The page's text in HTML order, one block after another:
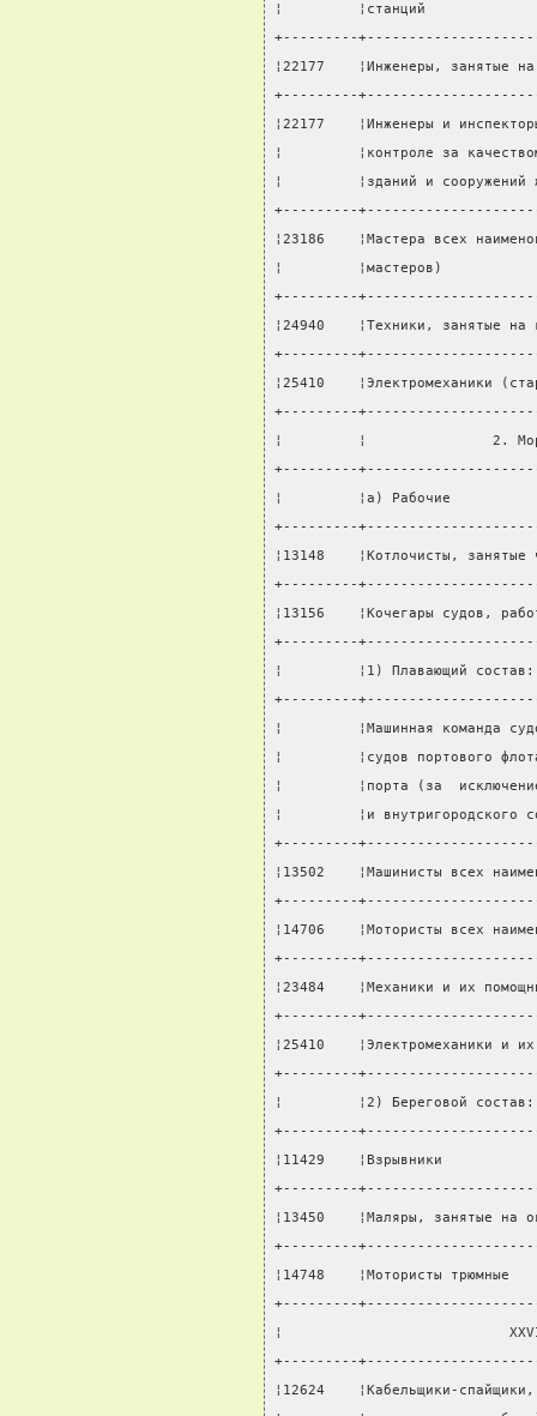
¦         ¦станций
+---------
¦22177    ¦Инженеры, занятые на
+---------
¦22177    ¦Инженеры и
¦         ¦контроле за
¦         ¦зданий и сооружений
+---------
¦23186    ¦Мастера всех
¦         ¦мастеров)
+---------
¦24940    ¦Техники, занятые на
+---------
¦25410    ¦Электромеханики
+---------
¦         ¦               2.
+---------
¦         ¦а) Рабочие
+---------
¦13148    ¦Котлочисты,
+---------
¦13156    ¦Кочегары судов,
+---------
¦         ¦1) Плавающий
+---------
¦         ¦Машинная команда
¦         ¦судов портового
¦         ¦порта (за
¦         ¦и
+---------
¦13502    ¦Машинисты
+---------
¦14706    ¦Мотористы
+---------
¦23484    ¦Механики и их
+---------
¦25410    ¦Электромеханики и
+---------
¦         ¦2) Береговой
+---------
¦11429    ¦Взрывники
+---------
¦13450    ¦Маляры, занятые на
+---------
¦14748    ¦Мотористы
+---------
¦
+---------
¦12624    ¦Кабельщики-